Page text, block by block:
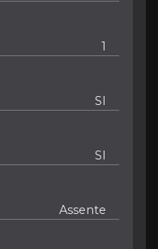
1
SI
SI
Assente